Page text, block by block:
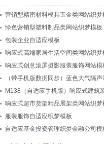
营销型精密材料模具五金类网站织梦
绿色营销型塑料制品类网站织梦模板
包装企业自适应模板
响应式高端家居生活空间类网站织梦
适应）
响应式创意滚屏摄影服装服饰网站模
应）
（带手机版数据同步）蓝色大气隔声
公司类网站织梦模板 营销型工程装
码下载
M138（自适应手机版）响应式建筑
公司网站织梦模板 HTML5建筑行业
源码下载
响应式超市货架精品展架类网站织梦
服装服饰自适应织梦模板
自适应基金投资管理织梦金融公司模